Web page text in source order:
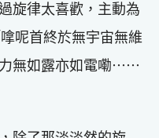
旋律太喜歡，主動為
呢首終於無宇宙無維
無如露亦如電嘞⋯⋯